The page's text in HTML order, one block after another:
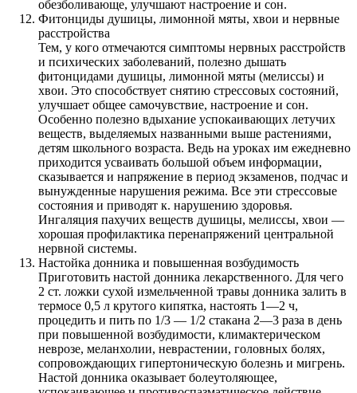
обезболивающе, улучшают настроение и сон.
Фитонциды душицы, лимонной мяты, хвои и нервные
расстройства
Тем, у кого отмечаются симптомы нервных расстройств
и психических заболеваний, полезно дышать
фитонцидами душицы, лимонной мяты (мелиссы) и
хвои. Это способствует снятию стрессовых состояний,
улучшает общее самочувствие, настроение и сон.
Особенно полезно вдыхание успокаивающих летучих
веществ, выделяемых названными выше растениями,
детям школьного возраста. Ведь на уроках им ежедневно
приходится усваивать большой объем информации,
сказывается и напряжение в период экзаменов, подчас и
вынужденные нарушения режима. Все эти стрессовые
состояния и приводят к. нарушению здоровья.
Ингаляция пахучих веществ душицы, мелиссы, хвои —
хорошая профилактика перенапряжений центральной
нервной системы.
Настойка донника и повышенная возбудимость
Приготовить настой донника лекарственного. Для чего
2 ст. ложки сухой измельченной травы донника залить в
термосе 0,5 л крутого кипятка, настоять 1—2 ч,
процедить и пить по 1/3 — 1/2 стакана 2—3 раза в день
при повышенной возбудимости, климактерическом
неврозе, меланхолии, неврастении, головных болях,
сопровождающих гипертоническую болезнь и мигрень.
Настой донника оказывает болеутоляющее,